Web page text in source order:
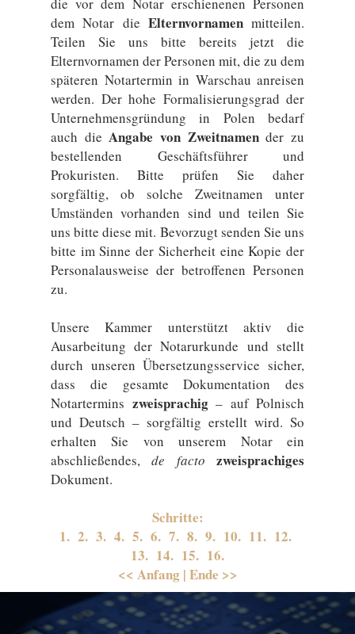
dem Notar die Elternvornamenmitteilen.
Teilen Sie uns bitte bereits jetzt die
Elternvornamen der Personen mit, die zu dem
späteren Notartermin in Warschau anreisen
werden. Der hohe Formalisierungsgrad der
Unternehmensgründung in Polen bedarf
auch dieAngabe von Zweitnamender zu
bestellenden Geschäftsführer und
Prokuristen. Bitte prüfen Sie daher
sorgfältig, ob solche Zweitnamen unter
Umständen vorhanden sind und teilen Sie
uns bitte diese mit. Bevorzugt senden Sie uns
bitte im Sinne der Sicherheit eine Kopie der
Personalausweise der betroffenen Personen
zu.
Unsere Kammer unterstützt aktiv die
Ausarbeitung der Notarurkunde und stellt
durch unseren Übersetzungsservice sicher,
dass die gesamte Dokumentation des
Notartermins zweisprachig– auf Polnisch
und Deutsch – sorgfältig erstellt wird. So
erhalten Sie von unserem Notar ein
abschließendes,de facto zweisprachiges
Dokument.
Schritte:
1. 2. 3. 4. 5. 6. 7. 8. 9. 10. 11. 12.
13. 14. 15. 16.
<< Anfang | Ende >>